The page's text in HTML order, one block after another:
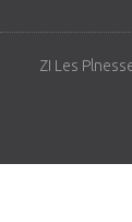
ZI Les